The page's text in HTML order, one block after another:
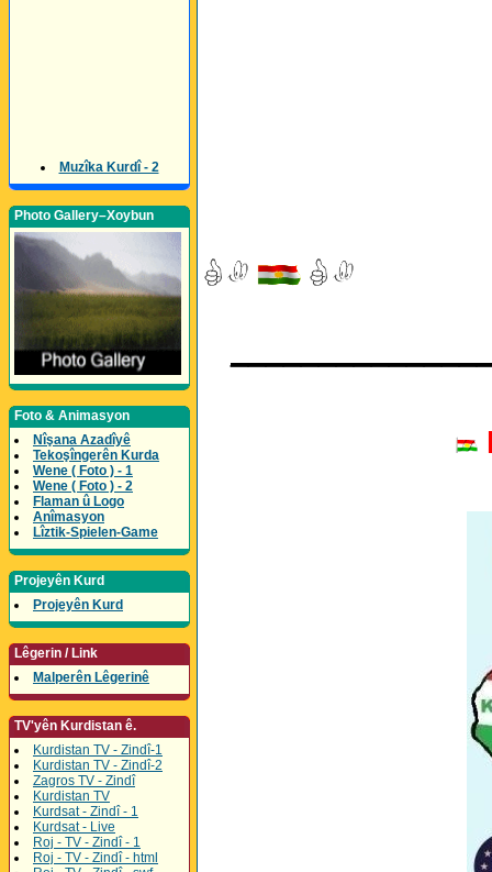
Muzîka Kurdî - 2
Photo Gallery–Xoybun
Foto & Animasyon
Nîşana Azadîyê
Tekoşîngerên Kurda
Wene ( Foto ) - 1
Wene ( Foto ) - 2
Flaman û Logo
Anîmasyon
Lîztik-Spielen-Game
Projeyên Kurd
Projeyên Kurd
Lêgerin / Link
Malperên Lêgerinê
TV'yên Kurdistan ê.
Kurdistan TV - Zindî-1
Kurdistan TV - Zindî-2
Zagros TV - Zindî
Kurdistan TV
Kurdsat - Zindî - 1
Kurdsat - Live
Roj - TV - Zindî - 1
Roj - TV - Zindî - html